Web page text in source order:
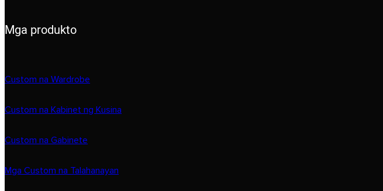
Mga produkto
Custom na Wardrobe
Custom na Kabinet ng Kusina
Custom na Gabinete
Mga Custom na Talahanayan